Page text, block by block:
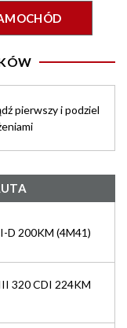
pierwszy i podziel
D 200KM (4M41)
320 CDI 224KM